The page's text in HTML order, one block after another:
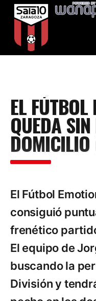
Food &
Features
News
Contacts
EL FÚTBOL
QUEDA
El Fútbol
consiguió
frenético
El equipo de
buscando la
División y